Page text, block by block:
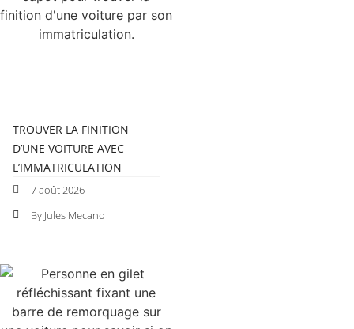
TROUVER LA FINITION
D’UNE VOITURE AVEC
L’IMMATRICULATION
7 août 2026
By Jules Mecano